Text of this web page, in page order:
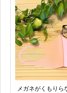
メガネがくもりら